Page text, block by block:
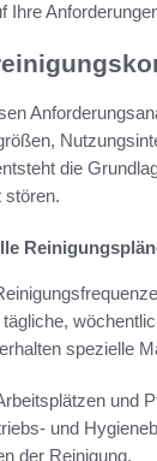
Ihre
die
stören.
spezielle
und
und
der Reinigung.